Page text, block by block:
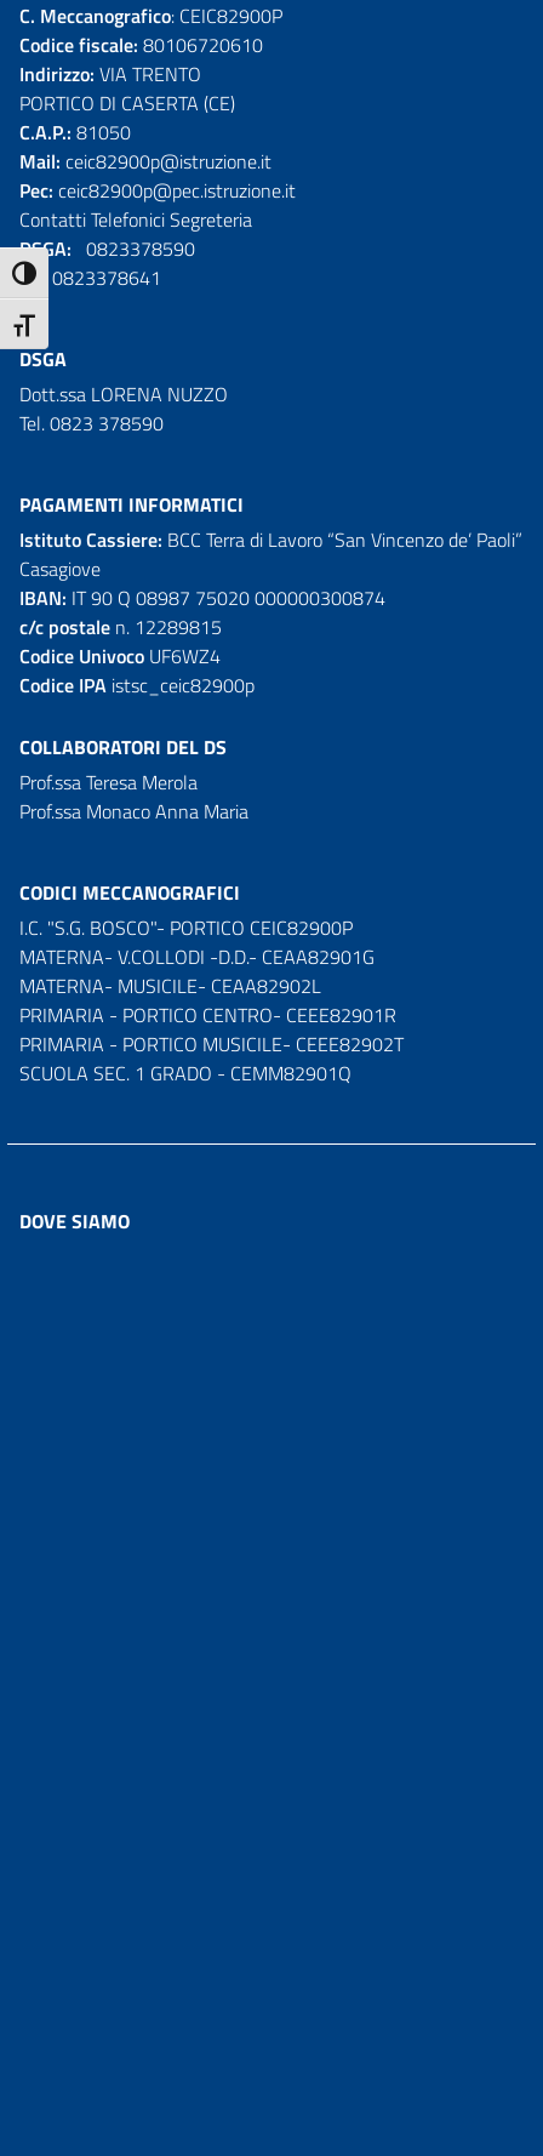
ATTIVA/DISATTIVA ALTO CONTRASTO
ATTIVA/DISATTIVA DIMENSIONE TESTO
C. Meccanografico: CEIC82900P
Codice fiscale: 80106720610
Indirizzo: VIA TRENTO
PORTICO DI CASERTA (CE)
C.A.P.: 81050
Mail: ceic82900p@istruzione.it
Pec: ceic82900p@pec.istruzione.it
Contatti Telefonici Segreteria
DSGA: 0823378590
DS: 0823378641
DSGA
Dott.ssa LORENA NUZZO
Tel. 0823 378590
PAGAMENTI INFORMATICI
Istituto Cassiere: BCC Terra di Lavoro “San Vincenzo de’ Paoli”
Casagiove
IBAN: IT 90 Q 08987 75020 000000300874
c/c postale n. 12289815
Codice Univoco UF6WZ4
Codice IPA istsc_ceic82900p
COLLABORATORI DEL DS
Prof.ssa Teresa Merola
Prof.ssa Monaco Anna Maria
CODICI MECCANOGRAFICI
I.C. "S.G. BOSCO"- PORTICO CEIC82900P
MATERNA- V.COLLODI -D.D.- CEAA82901G
MATERNA- MUSICILE- CEAA82902L
PRIMARIA - PORTICO CENTRO- CEEE82901R
PRIMARIA - PORTICO MUSICILE- CEEE82902T
SCUOLA SEC. 1 GRADO - CEMM82901Q
DOVE SIAMO